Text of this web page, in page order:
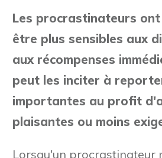
Les procrastinateurs
être plus sensibles aux
aux récompenses
peut les inciter à
importantes au profit
plaisantes ou moins
Lorsqu'un procrastinateur